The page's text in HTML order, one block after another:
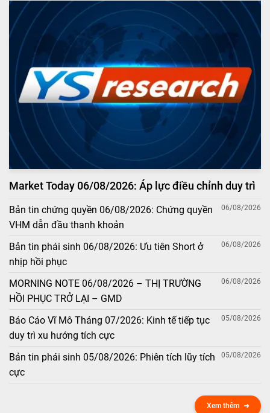
Market Today 06/08/2026: Áp lực điều chỉnh duy trì
Bản tin chứng quyền 06/08/2026: Chứng quyền
VHM dẫn đầu thanh khoản
06/08/2026
Bản tin phái sinh 06/08/2026: Ưu tiên Short ở
nhịp hồi phục
06/08/2026
MORNING NOTE 06/08/2026 – THỊ TRƯỜNG
HỒI PHỤC TRỞ LẠI – GMD
06/08/2026
Báo Cáo Vĩ Mô Tháng 07/2026: Kinh tế tiếp tục
duy trì xu hướng tích cực
05/08/2026
Bản tin phái sinh 05/08/2026: Phiên tích lũy tích
cực
05/08/2026
Xem thêm